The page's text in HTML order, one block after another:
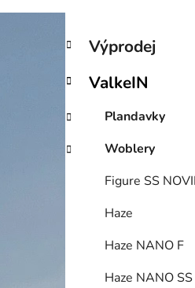
P
s
r
a
n
Přeskočit
kategorie
K
a
e
o
i
Výprodej
ValkeIN
Plandavky
Woblery
Figure SS
Haze
Haze NANO F
Haze NANO